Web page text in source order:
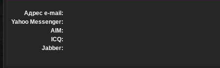
Адрес e-mail:
Yahoo Messenger:
AIM:
ICQ:
Jabber: